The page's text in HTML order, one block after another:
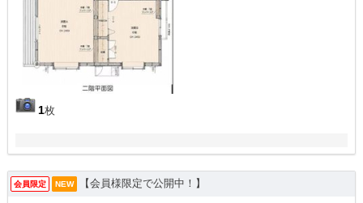
1枚
会員限定 NEW 【会員様限定で公開中！】